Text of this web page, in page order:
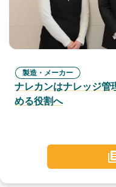
製造・メーカー
ナレカンはナレッジ管
める役割へ